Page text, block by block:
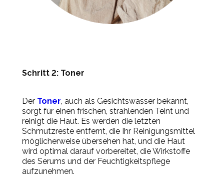
Schritt 2: Toner
Der Toner, auch als Gesichtswasser bekannt,
sorgt für einen frischen, strahlenden Teint und
reinigt die Haut. Es werden die letzten
Schmutzreste entfernt, die Ihr Reinigungsmittel
möglicherweise übersehen hat, und die Haut
wird optimal darauf vorbereitet, die Wirkstoffe
des Serums und der Feuchtigkeitspflege
aufzunehmen.